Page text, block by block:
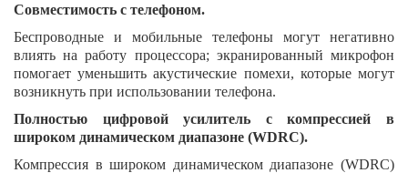
Совместимость с телефоном.
Беспроводные и мобильные телефоны могут негативно
влиять на работу процессора; экранированный микрофон
помогает уменьшить акустические помехи, которые могут
возникнуть при использовании телефона.
Полностью цифровой усилитель с компрессией в
широком динамическом диапазоне (WDRC).
Компрессия в широком динамическом диапазоне (WDRC)